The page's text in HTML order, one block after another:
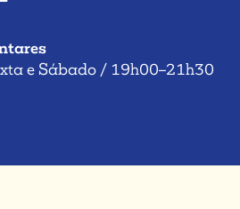
e Sábado / 19h00–21h30